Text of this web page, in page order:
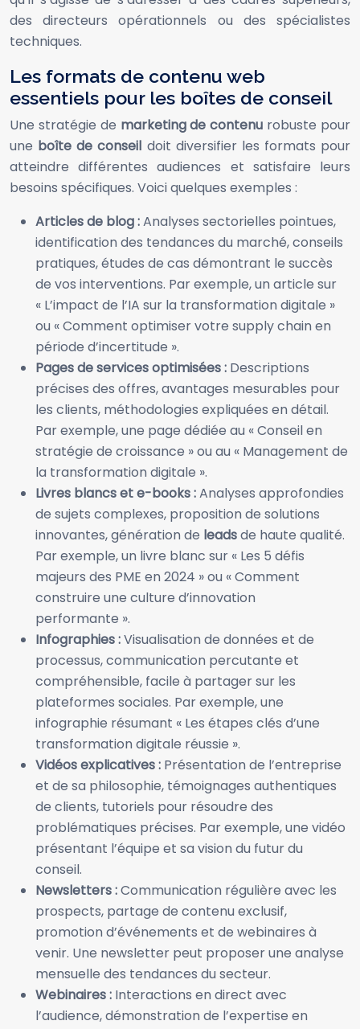
des directeurs opérationnels ou des spécialistes
techniques.
Les formats de contenu web
essentiels pour les boîtes de conseil
Une stratégie de marketing de contenu robuste pour
une boîte de conseil doit diversifier les formats pour
atteindre différentes audiences et satisfaire leurs
besoins spécifiques. Voici quelques exemples :
Articles de blog :Analyses sectorielles pointues,
identification des tendances du marché, conseils
pratiques, études de cas démontrant le succès
de vos interventions. Par exemple, un article sur
« L’impact de l’IA sur la transformation digitale »
ou « Comment optimiser votre supply chain en
période d’incertitude ».
Pages de services optimisées : Descriptions
précises des offres, avantages mesurables pour
les clients, méthodologies expliquées en détail.
Par exemple, une page dédiée au « Conseil en
stratégie de croissance » ou au « Management de
la transformation digitale ».
Livres blancs et e-books :Analyses approfondies
de sujets complexes, proposition de solutions
innovantes, génération de leadsde haute qualité.
Par exemple, un livre blanc sur « Les 5 défis
majeurs des PME en 2024 » ou « Comment
construire une culture d’innovation
performante ».
Infographies :Visualisation de données et de
processus, communication percutante et
compréhensible, facile à partager sur les
plateformes sociales. Par exemple, une
infographie résumant « Les étapes clés d’une
transformation digitale réussie ».
Vidéos explicatives : Présentation de l’entreprise
et de sa philosophie, témoignages authentiques
de clients, tutoriels pour résoudre des
problématiques précises. Par exemple, une vidéo
présentant l’équipe et sa vision du futur du
conseil.
Newsletters :Communication régulière avec les
prospects, partage de contenu exclusif,
promotion d’événements et de webinaires à
venir. Une newsletter peut proposer une analyse
mensuelle des tendances du secteur.
Webinaires : Interactions en direct avec
l’audience, démonstration de l’expertise en